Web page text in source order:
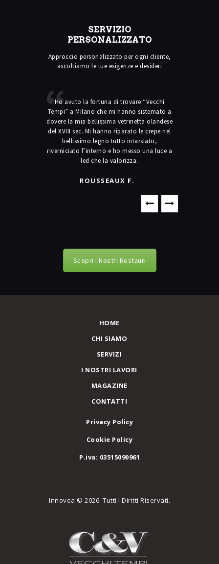
SERVIZIO
PERSONALIZZATO
Approccio personalizzato per ogni cliente,
ascoltiamo le tue esigenze e desideri
Ho avuto la fortuna di trovare “Vecchi
Tempi” a Milano che mi hanno sistemato a
dovere la mia bellissima vetrinetta olandese
del XVIII sec. Mi hanno riparato le crepe nel
bellissimo legno tutto intarsiato,
riverniciato l’interno e ho messo una luce a
led che la valorizza.
ROUSSEAUX F.
Scopri i Nostri Restauri
HOME
CHI SIAMO
SERVIZI
I NOSTRI LAVORI
MAGAZINE
CONTATTI
Privacy Policy
Cookie Policy
P.iva: 03515090961
Innovea © 2026. Tutti i Diritti Riservati.